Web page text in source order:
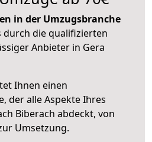
in der Umzugsbranche
durch die qualifizierten
Anbieter in Gera
Ihnen einen
der alle Aspekte Ihres
Biberach abdeckt, von
Umsetzung.